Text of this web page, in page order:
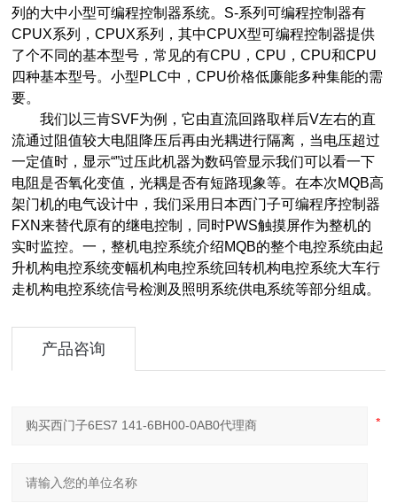
列的大中小型可编程控制器系统。S-系列可编程控制器有
CPUX系列，CPUX系列，其中CPUX型可编程控制器提供
了个不同的基本型号，常见的有CPU，CPU，CPU和CPU
四种基本型号。小型PLC中，CPU价格低廉能多种集能的需
要。
我们以三肯SVF为例，它由直流回路取样后V左右的直
流通过阻值较大电阻降压后再由光耦进行隔离，当电压超过
一定值时，显示“”过压此机器为数码管显示我们可以看一下
电阻是否氧化变值，光耦是否有短路现象等。在本次MQB高
架门机的电气设计中，我们采用日本西门子可编程序控制器
FXN来替代原有的继电控制，同时PWS触摸屏作为整机的
实时监控。一，整机电控系统介绍MQB的整个电控系统由起
升机构电控系统变幅机构电控系统回转机构电控系统大车行
走机构电控系统信号检测及照明系统供电系统等部分组成。
产品咨询